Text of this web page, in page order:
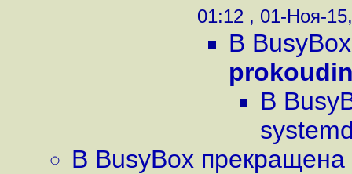
01:12 , 01-Ноя-
В
В
В BusyBox